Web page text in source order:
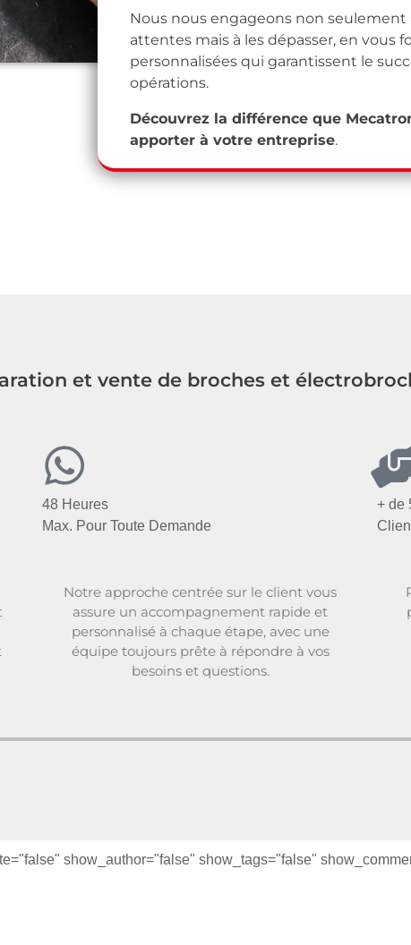
Nous nous engageons non seulement
attentes mais à les dépasser, en vous
personnalisées qui garantissent le
opérations.
Découvrez la différence que
apporter à votre entreprise.
et vente de broches et
48 Heures
Max. Pour Toute Demande
Notre approche centrée sur le client vous
assure un accompagnement rapide et
personnalisé à chaque étape, avec une
équipe toujours prête à répondre à vos
besoins et questions.
+ de
show_author="false" show_tags="false"